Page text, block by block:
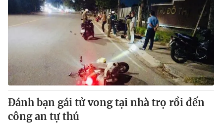
Đánh bạn gái tử vong tại nhà trọ rồi đến
công an tự thú